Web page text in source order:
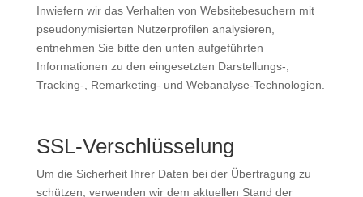
Inwiefern wir das Verhalten von Websitebesuchern mit
pseudonymisierten Nutzerprofilen analysieren,
entnehmen Sie bitte den unten aufgeführten
Informationen zu den eingesetzten Darstellungs-,
Tracking-, Remarketing- und Webanalyse-Technologien.
SSL-Verschlüsselung
Um die Sicherheit Ihrer Daten bei der Übertragung zu
schützen, verwenden wir dem aktuellen Stand der